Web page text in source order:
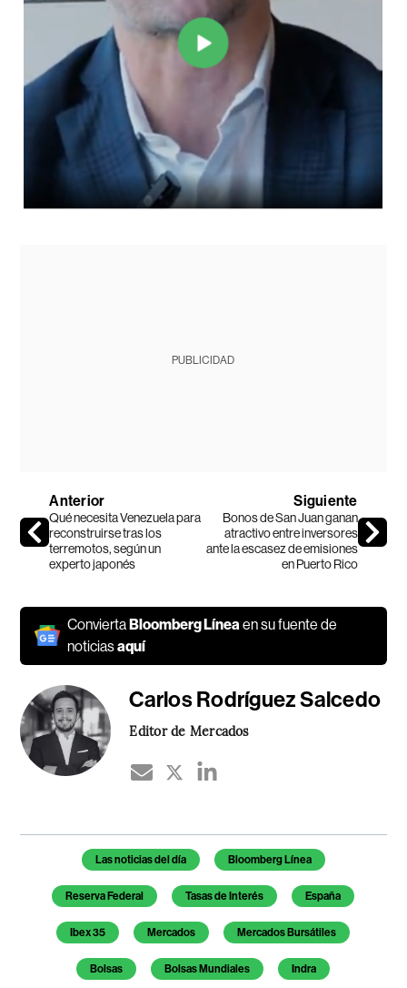
PUBLICIDAD
Anterior
Qué necesita Venezuela para
reconstruirse tras los
terremotos, según un
experto japonés
Siguiente
Bonos de San Juan ganan
atractivo entre inversores
ante la escasez de emisiones
en Puerto Rico
ConviertaBloomberg Líneaen su fuente de
noticiasaquí
Carlos Rodríguez Salcedo
Editor de Mercados
Temas de este artículo
Las noticias del día Bloomberg Línea
Reserva Federal Tasas de Interés España
Ibex 35 Mercados Mercados Bursátiles
Bolsas Bolsas Mundiales Indra